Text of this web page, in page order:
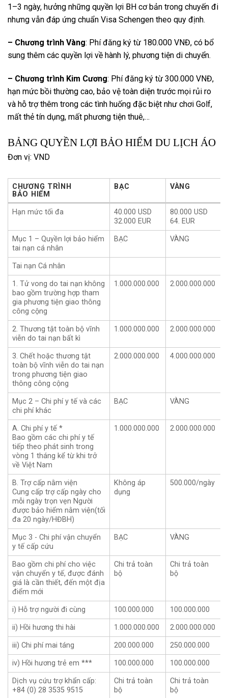
1–3 ngày, hưởng những quyền lợi BH cơ bản trong chuyến đi
nhưng vẫn đáp ứng chuẩn Visa Schengen theo quy định.
– Chương trình Vàng: Phí đăng ký từ 180.000 VNĐ, có bổ
sung thêm các quyền lợi về hành lý, phương tiện di chuyển.
– Chương trình Kim Cương: Phí đăng ký từ 300.000 VNĐ,
hạn mức bồi thường cao, bảo vệ toàn diện trước mọi rủi ro
và hỗ trợ thêm trong các tình huống đặc biệt như chơi Golf,
mất thẻ tín dụng, mất phương tiện thuê,…
BẢNG QUYỀN LỢI BẢO HIỂM DU LỊCH ÁO
Đơn vị: VND
CHƯƠNG TRÌNH
BẢO HIỂM
BẠC VÀNG
CHƯƠNG TRÌNH
BẢO HIỂM
BẠC VÀNG
Hạn mức tối đa
40.000 USD
32.000 EUR
80.000 USD
64. EUR
Mục 1 – Quyền lợi bảo hiểm
tai nạn cá nhân
BẠC VÀNG
Tai nạn Cá nhân
1. Tử vong do tai nạn không
bao gồm trường hợp tham
gia phương tiện giao thông
công cộng
1.000.000.000 2.000.000.000
2. Thương tật toàn bộ vĩnh
viễn do tai nạn bất kì
1.000.000.000 2.000.000.000
3. Chết hoặc thương tật
toàn bộ vĩnh viễn do tai nạn
trong phương tiện giao
thông công cộng
2.000.000.000 4.000.000.000
Mục 2 – Chi phí y tế và các
chi phí khác
BẠC VÀNG
A. Chi phí y tế *
Bao gồm các chi phí y tế
tiếp theo phát sinh trong
vòng 1 tháng kể từ khi trở
về Việt Nam
1.000.000.000 2.000.000.000
B. Trợ cấp nằm viện
Cung cấp trợ cấp ngày cho
mỗi ngày trọn vẹn Người
được bảo hiểm nằm viện(tối
đa 20 ngày/HĐBH)
Không áp
dụng
500.000/ngày
Mục 3 - Chi phí vận chuyển
y tế cấp cứu
BẠC VÀNG
Bao gồm chi phí cho việc
vận chuyển y tế, được đánh
giá là cần thiết, đến một địa
điểm mới
Chi trả toàn
bộ
Chi trả toàn
bộ
i) Hỗ trợ người đi cùng 100.000.000 100.000.000
ii) Hồi hương thi hài 1.000.000.000 2.000.000.000
iii) Chi phí mai táng 200.000.000 250.000.000
iv) Hồi hương trẻ em *** 100.000.000 100.000.000
Dịch vụ cứu trợ khẩn cấp:
+84 (0) 28 3535 9515
Chi trả toàn
bộ
Chi trả toàn
bộ